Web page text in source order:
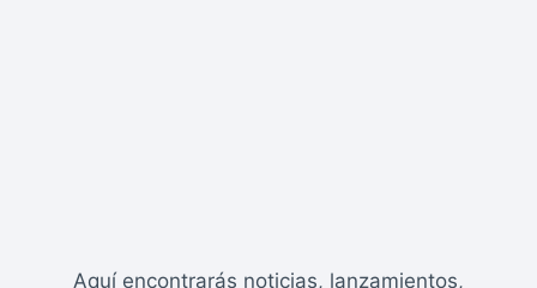
Aquí encontrarás noticias, lanzamientos,